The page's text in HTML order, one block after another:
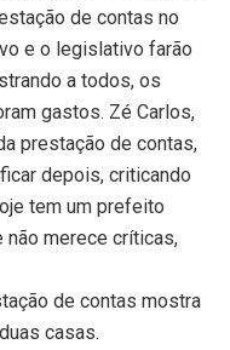
de contas no
e o legislativo farão
a todos, os
gastos. Zé Carlos,
prestação de contas,
depois, criticando
tem um prefeito
merece críticas,
de contas mostra
casas.